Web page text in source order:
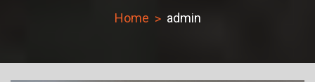
Home admin